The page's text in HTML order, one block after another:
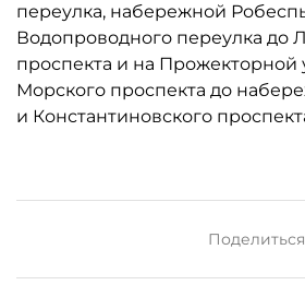
переулка, набережной
Водопроводного переулка до
проспекта и на Прожекторной
Морского проспекта до
и Константиновского